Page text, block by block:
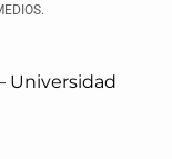
Universidad